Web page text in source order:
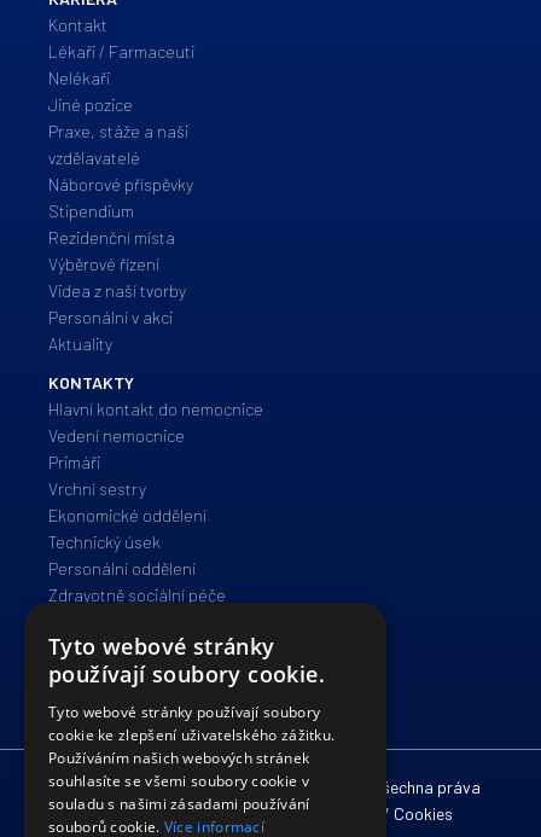
Kontakt
Lékaři / Farmaceuti
Nelékaři
Jiné pozice
Praxe, stáže a naši
vzdělavatelé
Náborové příspěvky
Stipendium
Rezidenční místa
Výběrové řízení
Videa z naší tvorby
Personální v akci
Aktuality
KONTAKTY
Hlavní kontakt do nemocnice
Vedení nemocnice
Primáři
Vrchní sestry
Ekonomické oddělení
Technický úsek
Personální oddělení
Zdravotně sociální péče
IT oddělení
Právní oddělení
© 2012 - 2026 Nemocnice Havlíčkův Brod. Všechna práva
vyhrazena. /Zpracování osobních údajů / Cookies
Tyto webové stránky
používají soubory cookie.
Tyto webové stránky používají soubory
cookie ke zlepšení uživatelského zážitku.
Používáním našich webových stránek
souhlasíte se všemi soubory cookie v
souladu s našimi zásadami používání
souborů cookie. Více informací